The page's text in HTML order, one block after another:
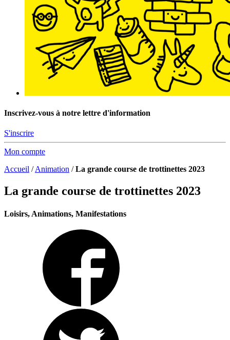
Inscrivez-vous à notre lettre d'information
S'inscrire
Mon compte
Accueil /Animation /La grande course de trottinettes 2023
La grande course de trottinettes 2023
Loisirs, Animations, Manifestations